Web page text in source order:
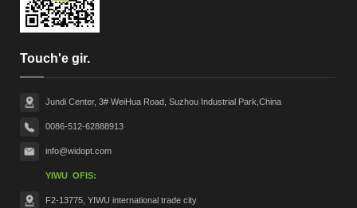
Touch'e gir.
Jundi Center, 3# WeiHua Road, Suzhou Industrial Park,China
0086-512-62888913
info@widopt.com
YIWU OFIS:
F2-13775, YIWU international trade city